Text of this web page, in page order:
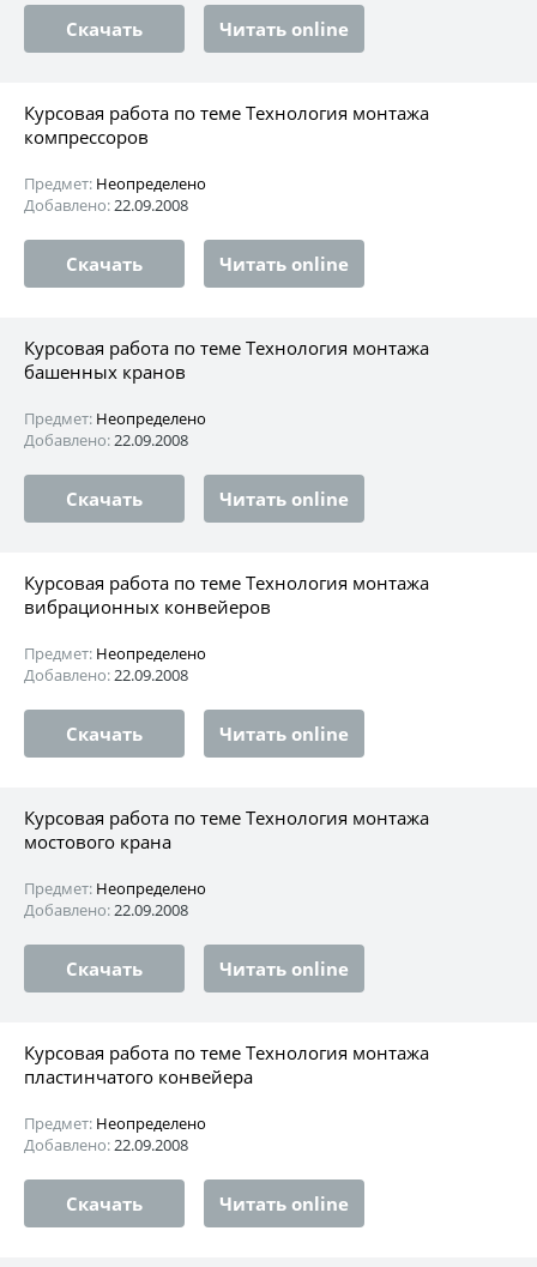
Скачать Читать online
Курсовая работа по теме Технология монтажа
компрессоров
Предмет: Неопределено
Добавлено:22.09.2008
Скачать Читать online
Курсовая работа по теме Технология монтажа
башенных кранов
Предмет: Неопределено
Добавлено:22.09.2008
Скачать Читать online
Курсовая работа по теме Технология монтажа
вибрационных конвейеров
Предмет: Неопределено
Добавлено:22.09.2008
Скачать Читать online
Курсовая работа по теме Технология монтажа
мостового крана
Предмет: Неопределено
Добавлено:22.09.2008
Скачать Читать online
Курсовая работа по теме Технология монтажа
пластинчатого конвейера
Предмет: Неопределено
Добавлено:22.09.2008
Скачать Читать online